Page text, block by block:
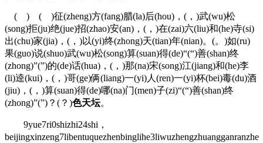
( ) ( )征(zheng)方(fang)腊(la)后(hou)，(，)武(wu)松
(song)拒(ju)绝(jue)招(zhao)安(an)，(，)在(zai)六(liu)和(he)寺(si)
出(chu)家(jia)，(，)以(yi)终(zhong)天(tian)年(nian)。(。)如(ru)
果(guo)说(shuo)武(wu)松(song)算(suan)得(de)“(“)善(shan)终
(zhong)”(”)的(de)话(hua)，(，)那(na)宋(song)江(jiang)和(he)李
(li)逵(kui)，(，)哥(ge)俩(liang)一(yi)人(ren)一(yi)杯(bei)毒(du)酒
(jiu)，(，)算(suan)得(de)哪(na)门(men)子(zi)“(“)善(shan)终
(zhong)”(”)？(？)色天坛。
9yue7ri0shizhi24shi，